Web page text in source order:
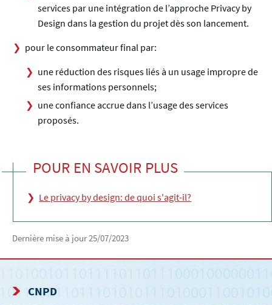
services par une intégration de l’approche Privacy by
Design dans la gestion du projet dès son lancement.
pour le consommateur final par:
une réduction des risques liés à un usage impropre de
ses informations personnels;
une confiance accrue dans l’usage des services
proposés.
POUR EN SAVOIR PLUS
Le privacy by design: de quoi s'agit-il?
Dernière mise à jour25/07/2023
CNPD